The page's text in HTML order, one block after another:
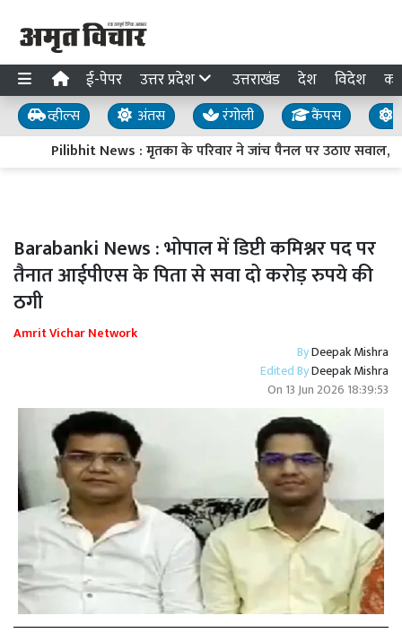
ई-पेपर उत्तर प्रदेश उत्तराखंड देश विदेश
व्हील्स अंतस रंगोली कैंपस
Pilibhit News : मृतका के परिवार ने जांच पैनल पर उठाए सवाल,
Barabanki News : भोपाल में डिप्टी कमिश्नर पद पर
तैनात आईपीएस के पिता से सवा दो करोड़ रुपये की
ठगी
Amrit Vichar Network
ByDeepak Mishra
Edited ByDeepak Mishra
On 13 Jun 2026 18:39:53